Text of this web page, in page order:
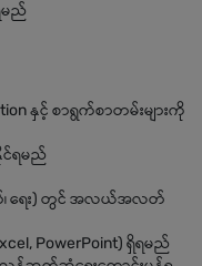
မည်
နှင့် စာရွက်စာတမ်းများကို
င်ရမည်
ဖတ်၊ ရေး) တွင် အလယ်အလတ်
PowerPoint) ရှိရမည်